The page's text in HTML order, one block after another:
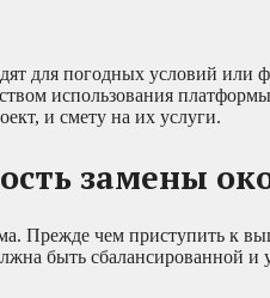
для погодных условий или
использования
и смету на их услуги.
замены
Прежде чем приступить к
быть сбалансированной